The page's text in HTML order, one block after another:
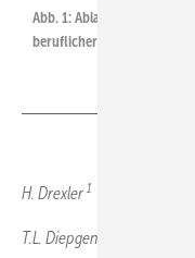
Abb. 1:Ablaufschema für
beruflicher Exposition
H. Drexler 1
T.L. Diepgen